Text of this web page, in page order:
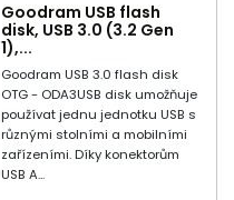
Goodram USB flash
disk, USB 3.0 (3.2 Gen
1),...
Goodram USB 3.0 flash disk
OTG - ODA3USB disk umožňuje
používat jednu jednotku USB s
různými stolními a mobilními
zařízeními. Díky konektorům
USB A...